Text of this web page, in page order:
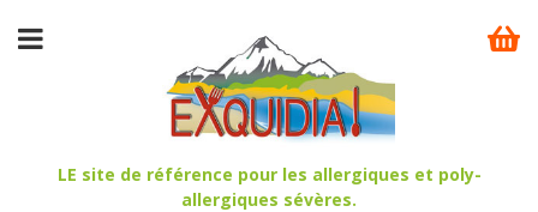
LE site de référence pour les allergiques et poly-
allergiques sévères.